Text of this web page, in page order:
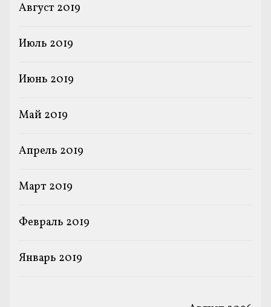
Август 2019
Июль 2019
Июнь 2019
Май 2019
Апрель 2019
Март 2019
Февраль 2019
Январь 2019